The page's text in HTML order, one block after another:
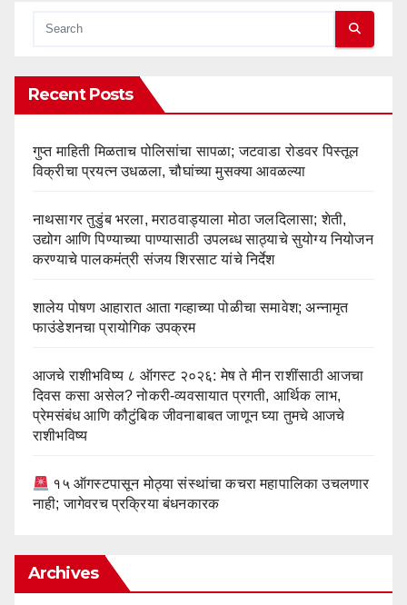
Recent Posts
गुप्त माहिती मिळताच पोलिसांचा सापळा; जटवाडा रोडवर पिस्तूल
विक्रीचा प्रयत्न उधळला, चौघांच्या मुसक्या आवळल्या
नाथसागर तुडुंब भरला, मराठवाड्याला मोठा जलदिलासा; शेती,
उद्योग आणि पिण्याच्या पाण्यासाठी उपलब्ध साठ्याचे सुयोग्य नियोजन
करण्याचे पालकमंत्री संजय शिरसाट यांचे निर्देश
शालेय पोषण आहारात आता गव्हाच्या पोळीचा समावेश; अन्नामृत
फाउंडेशनचा प्रायोगिक उपक्रम
आजचे राशीभविष्य ८ ऑगस्ट २०२६: मेष ते मीन राशींसाठी आजचा
दिवस कसा असेल? नोकरी-व्यवसायात प्रगती, आर्थिक लाभ,
प्रेमसंबंध आणि कौटुंबिक जीवनाबाबत जाणून घ्या तुमचे आजचे
राशीभविष्य
१५ ऑगस्टपासून मोठ्या संस्थांचा कचरा महापालिका उचलणार
नाही; जागेवरच प्रक्रिया बंधनकारक
Archives